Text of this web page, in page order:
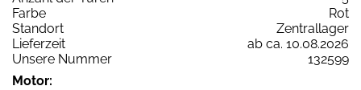
Farbe
Rot
Standort
Zentrallager
Lieferzeit
ab ca. 10.08.2026
Unsere Nummer
132599
Motor: